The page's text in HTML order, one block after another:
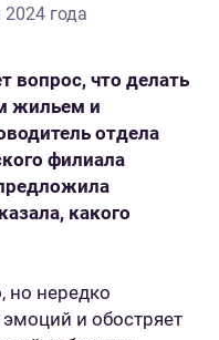
года
вопрос, что делать
жильем и
отдела
филиала
какого
но нередко
и обостряет